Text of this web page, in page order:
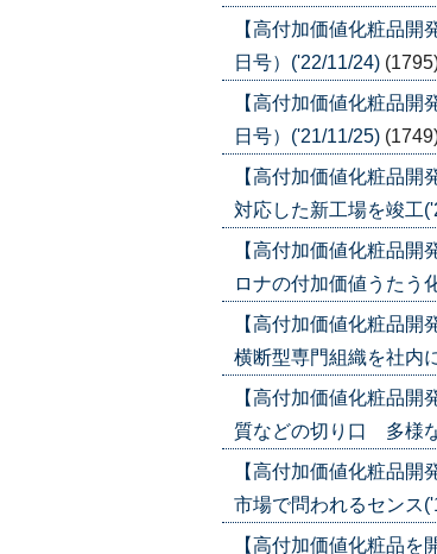
【高付加価値化粧品
日号）('22/11/24)
【高付加価値化粧品
日号）('21/11/25)
【高付加価値化粧品
対応した新工場を竣工
【高付加価値化粧品
ロナの付加価値うたう
【高付加価値化粧品
横断型専門組織を社内
【高付加価値化粧品
質などの切り口 多様
【高付加価値化粧品
市場で問われるセンス
【高付加価値化粧品を